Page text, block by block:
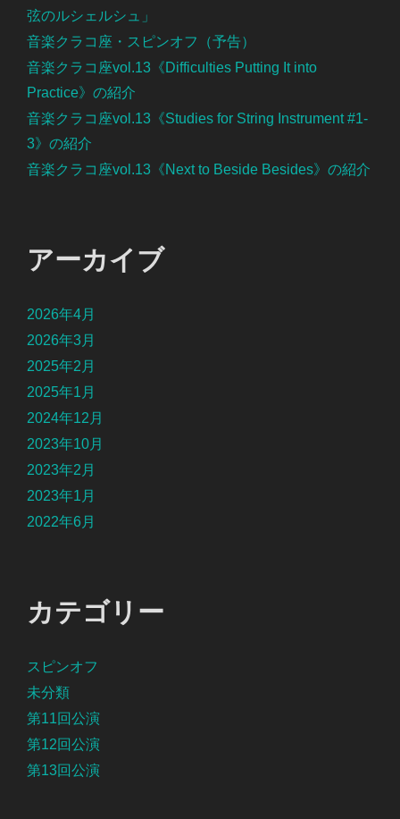
弦のルシェルシュ」
音楽クラコ座・スピンオフ（予告）
音楽クラコ座vol.13《Difficulties Putting It into
Practice》の紹介
音楽クラコ座vol.13《Studies for String Instrument #1-
3》の紹介
音楽クラコ座vol.13《Next to Beside Besides》の紹介
アーカイブ
2026年4月
2026年3月
2025年2月
2025年1月
2024年12月
2023年10月
2023年2月
2023年1月
2022年6月
カテゴリー
スピンオフ
未分類
第11回公演
第12回公演
第13回公演